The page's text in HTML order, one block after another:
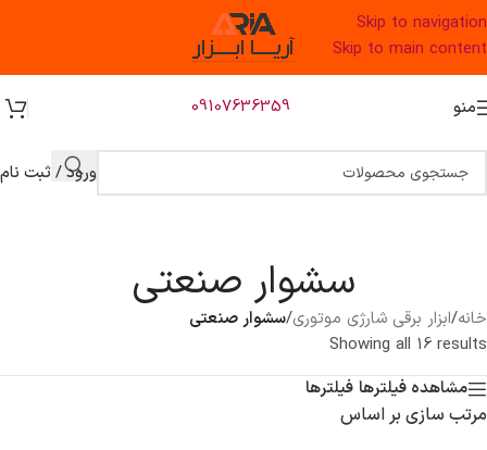
Skip to navigation
Skip to main content
منو 09107636359
ورود / ثبت نام
سشوار صنعتی
خانه/ابزار برقی شارژی موتوری/سشوار صنعتی
Showing all 16 results
مشاهده فیلترها فیلترها
مرتب سازی بر اساس